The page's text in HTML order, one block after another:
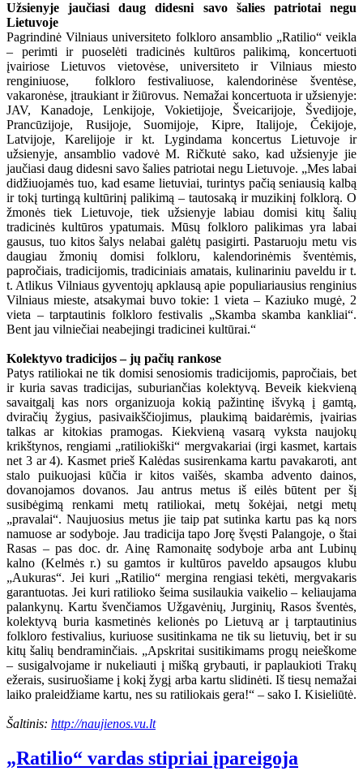
Užsienyje jaučiasi daug didesni savo šalies patriotai negu
Lietuvoje
Pagrindinė Vilniaus universiteto folkloro ansamblio „Ratilio“ veikla
– perimti ir puoselėti tradicinės kultūros palikimą, koncertuoti
įvairiose Lietuvos vietovėse, universiteto ir Vilniaus miesto
renginiuose, folkloro festivaliuose, kalendorinėse šventėse,
vakaronėse, įtraukiant ir žiūrovus. Nemažai koncertuota ir užsienyje:
JAV, Kanadoje, Lenkijoje, Vokietijoje, Šveicarijoje, Švedijoje,
Prancūzijoje, Rusijoje, Suomijoje, Kipre, Italijoje, Čekijoje,
Latvijoje, Karelijoje ir kt. Lygindama koncertus Lietuvoje ir
užsienyje, ansamblio vadovė M. Ričkutė sako, kad užsienyje jie
jaučiasi daug didesni savo šalies patriotai negu Lietuvoje. „Mes labai
didžiuojamės tuo, kad esame lietuviai, turintys pačią seniausią kalbą
ir tokį turtingą kultūrinį palikimą – tautosaką ir muzikinį folklorą. O
žmonės tiek Lietuvoje, tiek užsienyje labiau domisi kitų šalių
tradicinės kultūros ypatumais. Mūsų folkloro palikimas yra labai
gausus, tuo kitos šalys nelabai galėtų pasigirti. Pastaruoju metu vis
daugiau žmonių domisi folkloru, kalendorinėmis šventėmis,
papročiais, tradicijomis, tradiciniais amatais, kulinariniu paveldu ir t.
t. Atlikus Vilniaus gyventojų apklausą apie populiariausius renginius
Vilniaus mieste, atsakymai buvo tokie: 1 vieta – Kaziuko mugė, 2
vieta – tarptautinis folkloro festivalis „Skamba skamba kankliai“.
Bent jau vilniečiai neabejingi tradicinei kultūrai.“
Kolektyvo tradicijos – jų pačių rankose
Patys ratiliokai ne tik domisi senosiomis tradicijomis, papročiais, bet
ir kuria savas tradicijas, suburiančias kolektyvą. Beveik kiekvieną
savaitgalį kas nors organizuoja kokią pažintinę išvyką į gamtą,
dviračių žygius, pasivaikščiojimus, plaukimą baidarėmis, įvairias
talkas ar kitokias pramogas. Kiekvieną vasarą vyksta naujokų
krikštynos, rengiami „ratiliokiški“ mergvakariai (irgi kasmet, kartais
net 3 ar 4). Kasmet prieš Kalėdas susirenkama kartu pavakaroti, ant
stalo puikuojasi kūčia ir kitos vaišės, skamba advento dainos,
dovanojamos dovanos. Jau antrus metus iš eilės būtent per šį
susibėgimą renkami metų ratiliokai, metų šokėjai, netgi metų
„pravalai“. Naujuosius metus jie taip pat sutinka kartu pas ką nors
namuose ar sodyboje. Jau tradicija tapo Jorę švęsti Palangoje, o štai
Rasas – pas doc. dr. Ainę Ramonaitę sodyboje arba ant Lubinų
kalno (Kelmės r.) su gamtos ir kultūros paveldo apsaugos klubu
„Aukuras“. Jei kuri „Ratilio“ mergina rengiasi tekėti, mergvakaris
garantuotas. Jei kuri ratilioko šeima susilaukia vaikelio – keliaujama
palankynų. Kartu švenčiamos Užgavėnių, Jurginių, Rasos šventės,
kolektyvą buria kasmetinės kelionės po Lietuvą ar į tarptautinius
folkloro festivalius, kuriuose susitinkama ne tik su lietuvių, bet ir su
kitų šalių bendraminčiais. „Apskritai susitikimams progų neieškome
– susigalvojame ir nukeliauti į mišką grybauti, ir paplaukioti Trakų
ežerais, susiruošiame į kokį žygį arba kartu slidinėti. Iš tiesų nemažai
laiko praleidžiame kartu, nes su ratiliokais gera!“ – sako I. Kisieliūtė.
Šaltinis: http://naujienos.vu.lt
„Ratilio“ vardas stipriai įpareigoja